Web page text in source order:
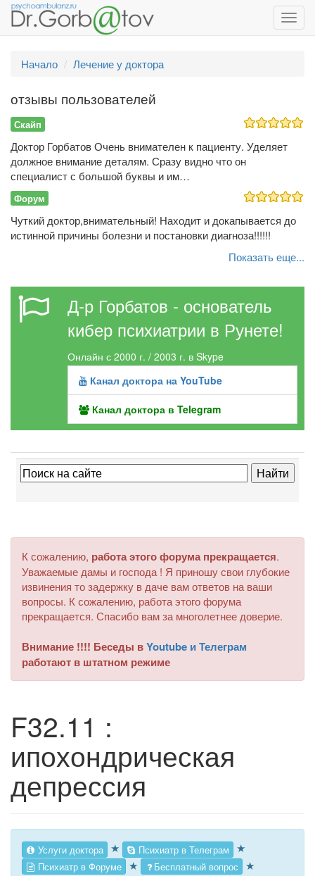
Начало
Лечение у доктора
отзывы пользователей
Скайп
Доктор Горбатов Очень внимателен к пациенту. Уделяет
должное внимание деталям. Сразу видно что он
специалист с большой буквы и им…
Форум
Чуткий доктор,внимательный! Находит и докапывается до
истинной причины болезни и постановки диагноза!!!!!!
Показать еще...
Д-р Горбатов - основатель
кибер психиатрии в Рунете!
Онлайн с 2000 г. / 2003 г. в Skype
Канал доктора на YouTube
Канал доктора в Telegram
К сожалению, работа этого форума прекращается.
Уважаемые дамы и господа ! Я приношу свои глубокие
извинения то задержку в даче вам ответов на ваши
вопросы. К сожалению, работа этого форума
прекращается. Спасибо вам за многолетнее доверие.
Внимание !!!! Беседы вYoutube и Телеграм
работают в штатном режиме
F32.11 :
ипохондрическая
депрессия
Услуги доктора ★ Психиатр в Телеграм ★
Психиатр в Форуме ★ Бесплатный вопрос ★